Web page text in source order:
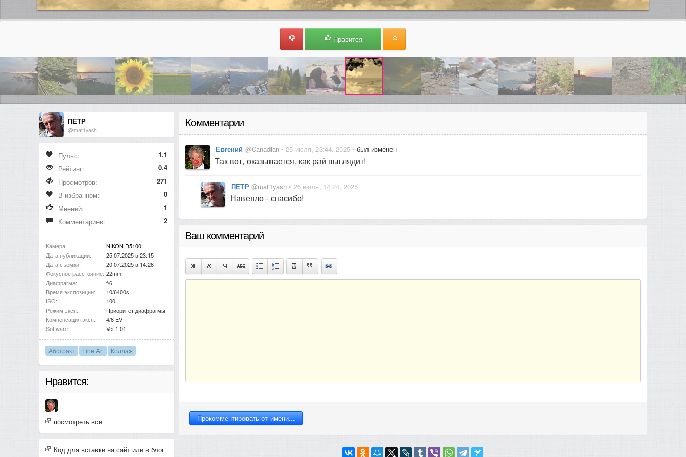
Нравится
ПЕТР
@mat1yash
Пульс:
1.1
Рейтинг:
0.4
Просмотров:
271
В избранном:
0
Мнений:
1
Комментариев:
2
Камера:
NIKON D5100
Дата публикации:
25.07.2025 в 23:15
Дата съёмки:
20.07.2025 в 14:26
Фокусное расстояние: 22mm
Диафрагма:
f/6
Время экспозиции:
10/6400s
ISO:
100
Режим эксп.:
Приоритет диафрагмы
Компенсация эксп.:
4/6 EV
Software:
Ver.1.01
Абстракт Fine Art Коллаж
Нравится:
посмотреть все
Код для вставки на сайт или в блог
Комментарии
Евгений @Canadian • 25 июля, 23:44, 2025 • был изменен
Так вот, оказывается, как рай выглядит!
ПЕТР @mat1yash • 26 июля, 14:24, 2025
Навеяло - спасибо!
Ваш комментарий